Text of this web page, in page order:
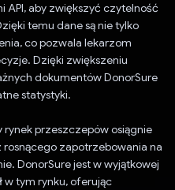
API, aby zwiększyć czytelność
temu dane są nie tylko
co pozwala lekarzom
Dzięki zwiększeniu
dokumentów DonorSure
statystyki.
przeszczepów osiągnie
rosnącego zapotrzebowania na
DonorSure jest w wyjątkowej
w tym rynku, oferując